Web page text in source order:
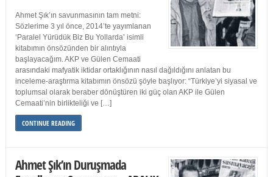
Ahmet Şık’ın savunmasının tam metni:
Sözlerime 3 yıl önce, 2014’te yayımlanan
‘Paralel Yürüdük Biz Bu Yollarda’ isimli
kitabımın önsözünden bir alıntıyla
başlayacağım. AKP ve Gülen Cemaati
arasındaki mafyatik iktidar ortaklığının nasıl dağıldığını anlatan bu
inceleme-araştırma kitabımın önsözü şöyle başlıyor: “Türkiye’yi siyasal ve
toplumsal olarak beraber dönüştüren iki güç olan AKP ile Gülen
Cemaati’nin birlikteliği ve […]
CONTINUE READING
Ahmet Şık’ın Duruşmada